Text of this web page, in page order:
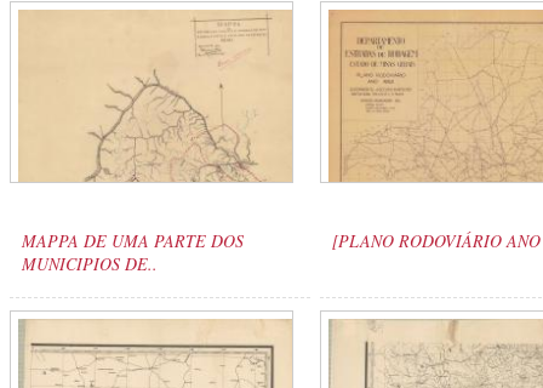
MAPPA DE UMA PARTE DOS
MUNICIPIOS DE..
[PLANO RODOVIÁRIO